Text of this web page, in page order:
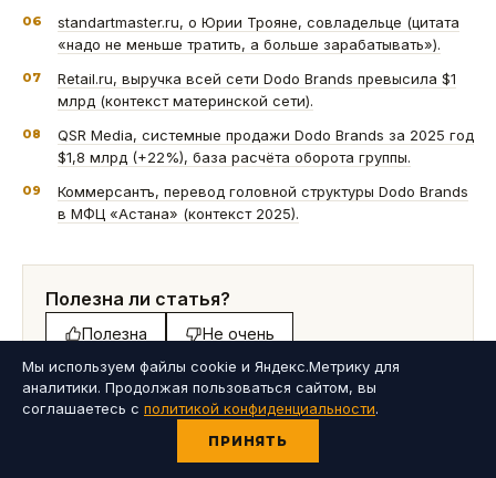
06
standartmaster.ru, о Юрии Трояне, совладельце (цитата
«надо не меньше тратить, а больше зарабатывать»).
07
Retail.ru, выручка всей сети Dodo Brands превысила $1
млрд (контекст материнской сети).
08
QSR Media, системные продажи Dodo Brands за 2025 год
$1,8 млрд (+22%), база расчёта оборота группы.
09
Коммерсантъ, перевод головной структуры Dodo Brands
в МФЦ «Астана» (контекст 2025).
Полезна ли статья?
Полезна Не очень
Мы используем файлы cookie и Яндекс.Метрику для
аналитики. Продолжая пользоваться сайтом, вы
соглашаетесь с политикой конфиденциальности.
ПРИНЯТЬ